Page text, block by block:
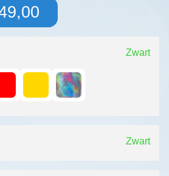
Zwart
Zwart